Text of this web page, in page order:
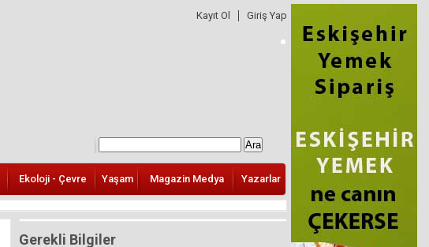
Kayıt Ol Giriş Yap
Ekoloji - Çevre Yaşam Magazin Medya Yazarlar
Gerekli Bilgiler